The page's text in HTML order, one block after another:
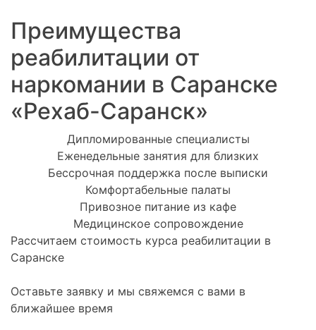
Преимущества
реабилитации от
наркомании в Саранске
«Рехаб-Саранск»
Дипломированные специалисты
Еженедельные занятия для близких
Бессрочная поддержка после выписки
Комфортабельные палаты
Привозное питание из кафе
Медицинское сопровождение
Рассчитаем стоимость курса реабилитации в
Саранске
Оставьте заявку и мы свяжемся с вами в
ближайшее время